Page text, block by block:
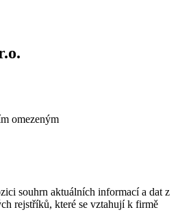
omezeným
souhrn aktuálních informací a dat z
rejstříků, které se vztahují k firmě